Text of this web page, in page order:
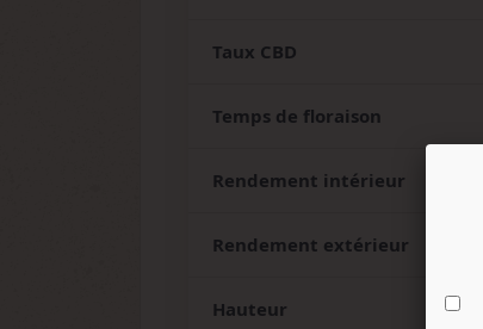
Taux CBD
Temps de floraison
Rendement intérieur
Rendement extérieur
Hauteur